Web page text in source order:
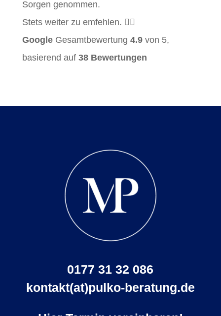
Sorgen genommen.
Stets weiter zu emfehlen. 👍🏼
GoogleGesamtbewertung 4.9von 5,
basierend auf 38 Bewertungen
0177 31 32 086
kontakt(at)pulko-beratung.de